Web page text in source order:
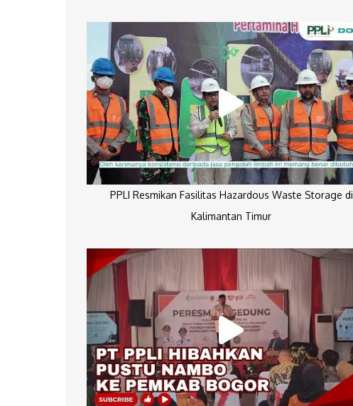
PPLI Resmikan Fasilitas Hazardous Waste Storage di
Kalimantan Timur